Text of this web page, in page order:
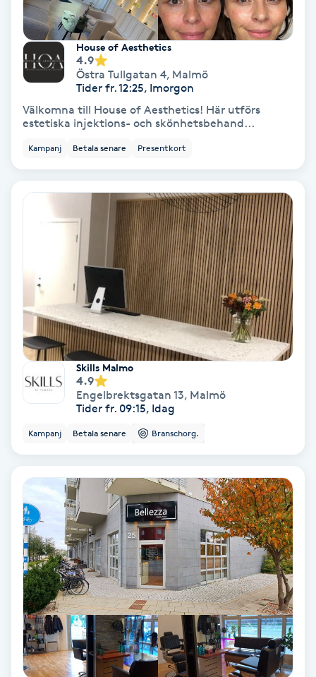
Fillers
Fotmassage
Fotsvamp
Fotvård
Fransborttagning
Fransfärgning
Fransförlängning
Fransförlängning Megavolym
Fransförlängning Volym
Fransrengöring
Frekvensterapi
Friskvård
Friskvårdsmassage
Frisör
Funktionsanalys
House of Aesthetics
4.9
Östra Tullgatan 4, Malmö
Tider fr. 12:25, Imorgon
Välkomna till House of Aesthetics! Här utförs
estetiska injektions- och skönhetsbehand...
Kampanj Betala senare Presentkort
Skills Malmo
4.9
Engelbrektsgatan 13, Malmö
Tider fr. 09:15, Idag
Kampanj Betala senare Branschorg.